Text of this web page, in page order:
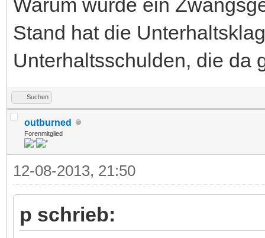
Warum wurde ein
Stand hat die
Unterhaltsschulden, die da
Suchen
outburned
Forenmitglied
12-08-2013, 21:50
p schrieb: